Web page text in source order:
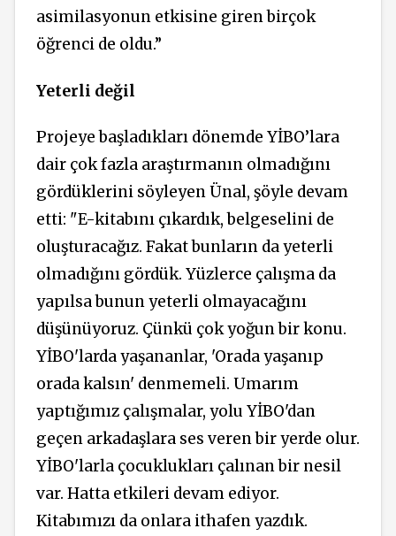
asimilasyonun etkisine giren birçok
öğrenci de oldu.”
Yeterli değil
Projeye başladıkları dönemde YİBO’lara
dair çok fazla araştırmanın olmadığını
gördüklerini söyleyen Ünal, şöyle devam
etti: "E-kitabını çıkardık, belgeselini de
oluşturacağız. Fakat bunların da yeterli
olmadığını gördük. Yüzlerce çalışma da
yapılsa bunun yeterli olmayacağını
düşünüyoruz. Çünkü çok yoğun bir konu.
YİBO'larda yaşananlar, 'Orada yaşanıp
orada kalsın' denmemeli. Umarım
yaptığımız çalışmalar, yolu YİBO'dan
geçen arkadaşlara ses veren bir yerde olur.
YİBO'larla çocuklukları çalınan bir nesil
var. Hatta etkileri devam ediyor.
Kitabımızı da onlara ithafen yazdık.